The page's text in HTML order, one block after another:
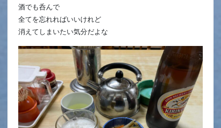
酒でも呑んで
全てを忘れればいいけれど
消えてしまいたい気分だよな